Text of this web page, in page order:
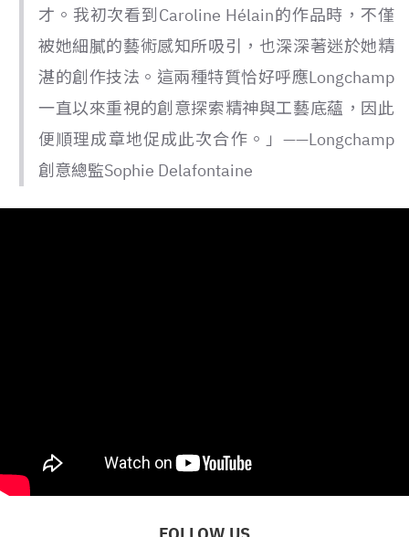
才。我初次看到Caroline Hélain的作品時，不僅
被她細膩的藝術感知所吸引，也深深著迷於她精
湛的創作技法。這兩種特質恰好呼應Longchamp
一直以來重視的創意探索精神與工藝底蘊，因此
便順理成章地促成此次合作。」——Longchamp
創意總監Sophie Delafontaine